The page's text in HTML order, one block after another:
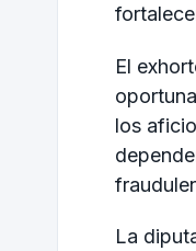
El
los
La